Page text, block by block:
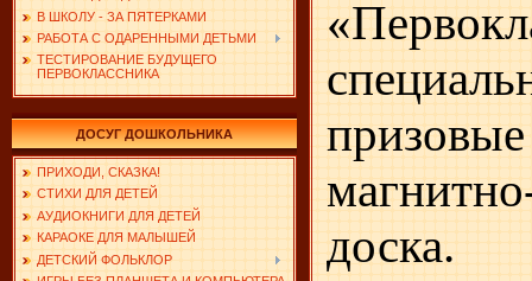
В ШКОЛУ - ЗА ПЯТЕРКАМИ
РАБОТА С ОДАРЕННЫМИ ДЕТЬМИ
ТЕСТИРОВАНИЕ БУДУЩЕГО
ПЕРВОКЛАССНИКА
ДОСУГ ДОШКОЛЬНИКА
ПРИХОДИ, СКАЗКА!
СТИХИ ДЛЯ ДЕТЕЙ
АУДИОКНИГИ ДЛЯ ДЕТЕЙ
КАРАОКЕ ДЛЯ МАЛЫШЕЙ
ДЕТСКИЙ ФОЛЬКЛОР
доска.